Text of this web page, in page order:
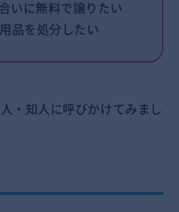
いに無料で譲りたい
品を処分したい
・知人に呼びかけてみまし